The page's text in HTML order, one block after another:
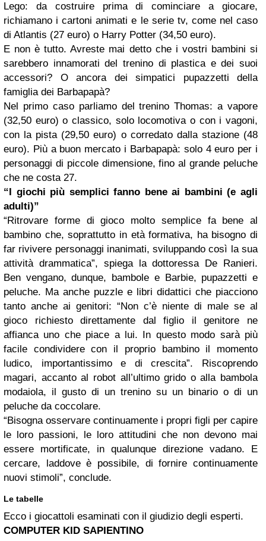
Lego: da costruire prima di cominciare a giocare,
richiamano i cartoni animati e le serie tv, come nel caso
di Atlantis (27 euro) o Harry Potter (34,50 euro).
E non è tutto. Avreste mai detto che i vostri bambini si
sarebbero innamorati del trenino di plastica e dei suoi
accessori? O ancora dei simpatici pupazzetti della
famiglia dei Barbapapà?
Nel primo caso parliamo del trenino Thomas: a vapore
(32,50 euro) o classico, solo locomotiva o con i vagoni,
con la pista (29,50 euro) o corredato dalla stazione (48
euro). Più a buon mercato i Barbapapà: solo 4 euro per i
personaggi di piccole dimensione, fino al grande peluche
che ne costa 27.
“I giochi più semplici fanno bene ai bambini (e agli
adulti)”
“Ritrovare forme di gioco molto semplice fa bene al
bambino che, soprattutto in età formativa, ha bisogno di
far rivivere personaggi inanimati, sviluppando così la sua
attività drammatica”, spiega la dottoressa De Ranieri.
Ben vengano, dunque, bambole e Barbie, pupazzetti e
peluche. Ma anche puzzle e libri didattici che piacciono
tanto anche ai genitori: “Non c’è niente di male se al
gioco richiesto direttamente dal figlio il genitore ne
affianca uno che piace a lui. In questo modo sarà più
facile condividere con il proprio bambino il momento
ludico, importantissimo e di crescita”. Riscoprendo
magari, accanto al robot all’ultimo grido o alla bambola
modaiola, il gusto di un trenino su un binario o di un
peluche da coccolare.
“Bisogna osservare continuamente i propri figli per capire
le loro passioni, le loro attitudini che non devono mai
essere mortificate, in qualunque direzione vadano. E
cercare, laddove è possibile, di fornire continuamente
nuovi stimoli”, conclude.
Le tabelle
Ecco i giocattoli esaminati con il giudizio degli esperti.
COMPUTER KID SAPIENTINO